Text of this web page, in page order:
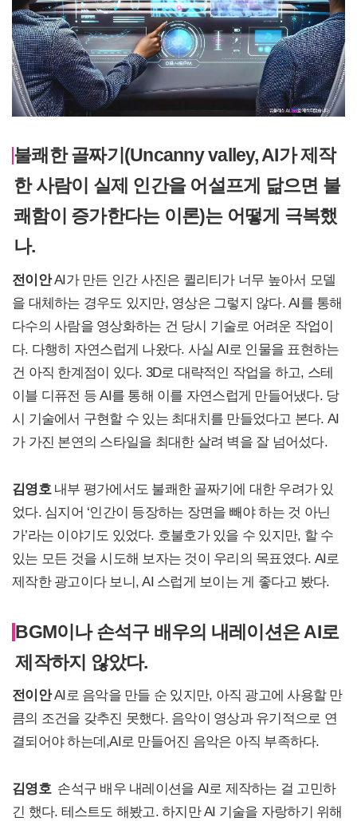
불쾌한 골짜기(Uncanny valley, AI가 제작
한 사람이 실제 인간을 어설프게 닮으면 불
쾌함이 증가한다는 이론)는 어떻게 극복했
나.
전이안AI가 만든 인간 사진은 퀼리티가 너무 높아서 모델
을 대체하는 경우도 있지만, 영상은 그렇지 않다. AI를 통해
다수의 사람을 영상화하는 건 당시 기술로 어려운 작업이
다. 다행히 자연스럽게 나왔다. 사실 AI로 인물을 표현하는
건 아직 한계점이 있다. 3D로 대략적인 작업을 하고, 스테
이블 디퓨전 등 AI를 통해 이를 자연스럽게 만들어냈다. 당
시 기술에서 구현할 수 있는 최대치를 만들었다고 본다. AI
가 가진 본연의 스타일을 최대한 살려 벽을 잘 넘어섰다.
김영호내부 평가에서도 불쾌한 골짜기에 대한 우려가 있
었다. 심지어 ‘인간이 등장하는 장면을 빼야 하는 것 아닌
가’라는 이야기도 있었다. 호불호가 있을 수 있지만, 할 수
있는 모든 것을 시도해 보자는 것이 우리의 목표였다. AI로
제작한 광고이다 보니, AI 스럽게 보이는 게 좋다고 봤다.
BGM이나 손석구 배우의 내레이션은 AI로
제작하지 않았다.
전이안AI로 음악을 만들 순 있지만, 아직 광고에 사용할 만
큼의 조건을 갖추진 못했다. 음악이 영상과 유기적으로 연
결되어야 하는데,AI로 만들어진 음악은 아직 부족하다.
김영호손석구 배우 내레이션을 AI로 제작하는 걸 고민하
긴 했다. 테스트도 해봤고. 하지만 AI 기술을 자랑하기 위해